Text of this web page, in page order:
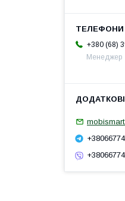
+380 (68)
Менеджер